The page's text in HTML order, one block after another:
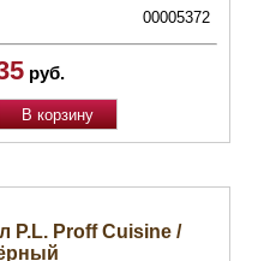
00005372
руб.
P.L. Proff Cuisine /